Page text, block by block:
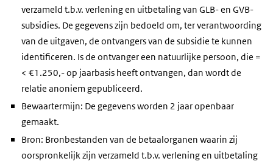
verzameld t.b.v. verlening en uitbetaling van GLB- en GVB-
subsidies. De gegevens zijn bedoeld om, ter verantwoording
van de uitgaven, de ontvangers van de subsidie te kunnen
identificeren. Is de ontvanger een natuurlijke persoon, die =
< €1.250,- op jaarbasis heeft ontvangen, dan wordt de
relatie anoniem gepubliceerd.
Bewaartermijn: De gegevens worden 2 jaar openbaar
gemaakt.
Bron: Bronbestanden van de betaalorganen waarin zij
oorspronkelijk zijn verzameld t.b.v. verlening en uitbetaling